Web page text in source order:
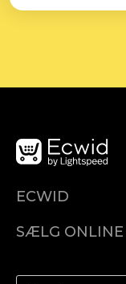
ECWID
Pris
SÆLG ONLINE
Sælg på Facebook